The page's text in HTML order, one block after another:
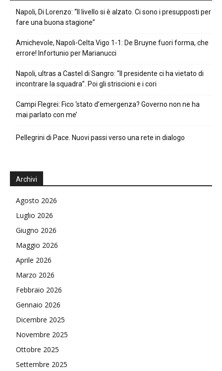
Napoli, Di Lorenzo: “Il livello si è alzato. Ci sono i presupposti per
fare una buona stagione”
Amichevole, Napoli-Celta Vigo 1-1: De Bruyne fuori forma, che
errore! Infortunio per Marianucci
Napoli, ultras a Castel di Sangro: “Il presidente ci ha vietato di
incontrare la squadra”. Poi gli striscioni e i cori
Campi Flegrei: Fico ‘stato d’emergenza? Governo non ne ha
mai parlato con me’
Pellegrini di Pace. Nuovi passi verso una rete in dialogo
Archivi
Agosto 2026
Luglio 2026
Giugno 2026
Maggio 2026
Aprile 2026
Marzo 2026
Febbraio 2026
Gennaio 2026
Dicembre 2025
Novembre 2025
Ottobre 2025
Settembre 2025